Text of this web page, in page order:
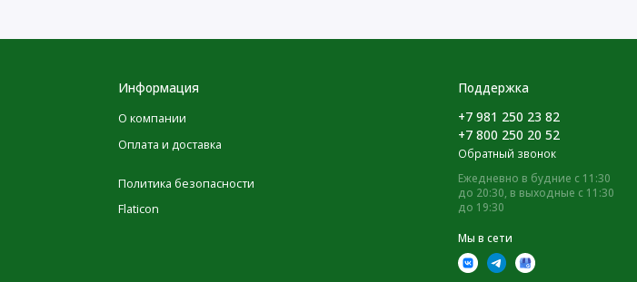
нормы
Информация
О компании
Оплата и доставка
Политика безопасности
Flaticon
Поддержка
+7 981 250 23 82
+7 800 250 20 52
Обратный звонок
Ежедневно в будние с 11:30
до 20:30, в выходные с 11:30
до 19:30
Мы в сети